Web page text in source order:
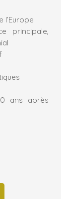
principale,
ans après